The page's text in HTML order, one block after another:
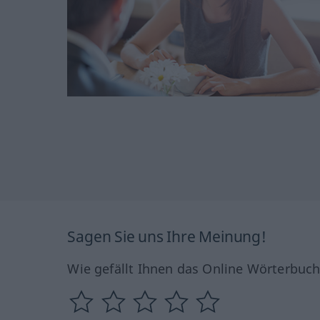
Sagen Sie uns Ihre Meinung!
Wie gefällt Ihnen das Online